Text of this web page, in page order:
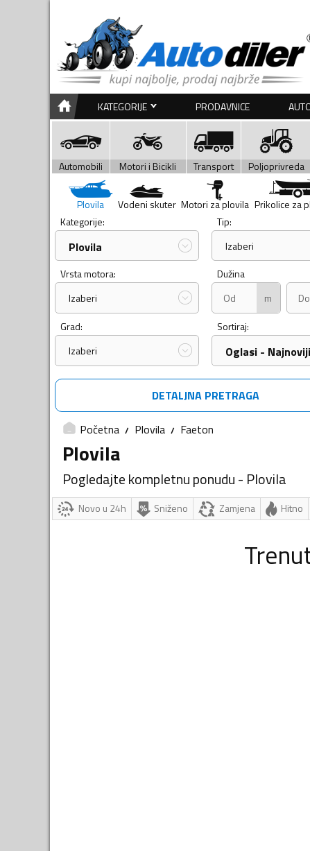
KATEGORIJE PRODAVNICE
Automobili Motori i Bicikli Transport Poljoprivreda
Plovila Vodeni skuter Motori za plovila Prikolice za
Kategorije:
Plovila
Tip:
Izaberi
Vrsta motora:
Izaberi
Dužina
m
Grad:
Izaberi
Sortiraj:
Oglasi - Najnoviji
DETALJNA PRETRAGA
Početna Plovila Faeton
Plovila
Pogledajte kompletnu ponudu - Plovila
Novo u 24h Sniženo Zamjena Hitno